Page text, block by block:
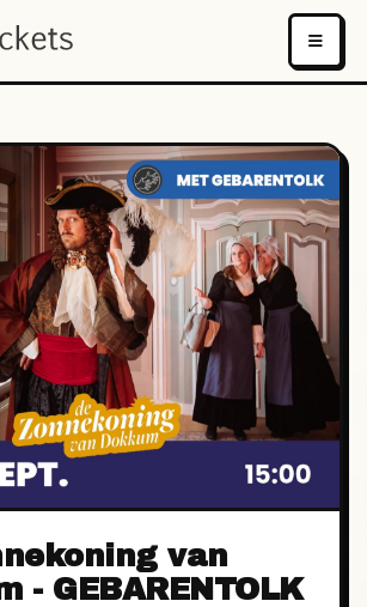
van
- GEBARENTOLK